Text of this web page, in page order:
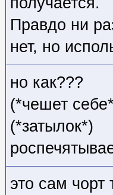
Правдо ни
нет, но
но как???
(*чешет
(*затылок*)
это сам чорт